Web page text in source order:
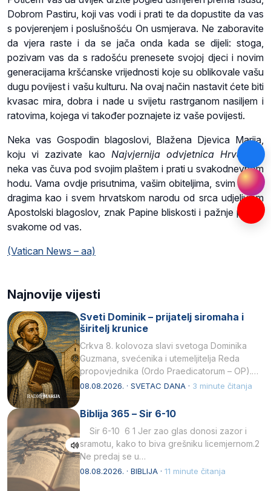
Dobrom Pastiru, koji vas vodi i prati te da dopustite da vas
s povjerenjem i poslušnošću On usmjerava. Ne zaboravite
da vjera raste i da se jača onda kada se dijeli: stoga,
pozivam vas da s radošću prenesete svojoj djeci i novim
generacijama kršćanske vrijednosti koje su oblikovale vašu
dugu povijest i vašu kulturu. Na ovaj način nastavit ćete biti
kvasac mira, dobra i nade u svijetu rastrganom nasiljem i
ratovima, kojega vi također poznajete iz vaše povijesti.
Neka vas Gospodin blagoslovi, Blažena Djevica Marija,
koju vi zazivate kao Najvjernija odvjetnica Hrvatske
,
neka vas čuva pod svojim plaštem i prati u svakodnevnom
hodu. Vama ovdje prisutnima, vašim obiteljima, svim vašim
dragima kao i svem hrvatskom narodu od srca udjeljujem
Apostolski blagoslov, znak Papine bliskosti i pažnje prema
svakome od vas.
(Vatican News – aa)
Najnovije vijesti
Sveti Dominik – prijatelj siromaha i
širitelj krunice
Crkva 8. kolovoza slavi svetoga Dominika
Guzmana, svećenika i utemeljitelja Reda
propovjednika (Ordo Praedicatorum – OP).
Svojim životom, dubokom ljubavlju prema
08.08.2026. · SVETAC DANA · 3 minute čitanja
Biblija 365 – Sir 6-10
Sir 6-10 6 1 Jer zao glas donosi zazor i
sramotu, kako to biva grešniku licemjernom.2
Ne predaj se u…
08.08.2026. · BIBLIJA · 11 minute čitanja